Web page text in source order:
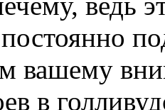
вашему
в